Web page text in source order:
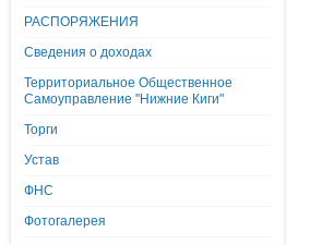
РАСПОРЯЖЕНИЯ
Сведения о доходах
Территориальное Общественное
Самоуправление "Нижние Киги"
Торги
Устав
ФНС
Фотогалерея